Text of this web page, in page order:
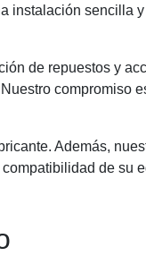
instalación sencilla
de repuestos y
Nuestro compromiso
Además,
de su